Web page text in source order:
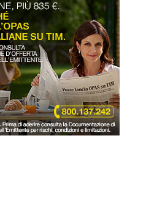
OROSCOPO
LA PIAZZA
ANIMALI
ALLA TRUFFA
NECROLOGI